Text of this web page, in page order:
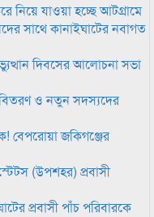
যাওয়া হচ্ছে আটগ্রামে
সাথে কানাইঘাটের নবাগত
দিবসের আলোচনা সভা
বিতরণ ও নতুন সদস্যদের
বেপরোয়া জকিগঞ্জের
(উপশহর) প্রবাসী
প্রবাসী পাঁচ পরিবারকে